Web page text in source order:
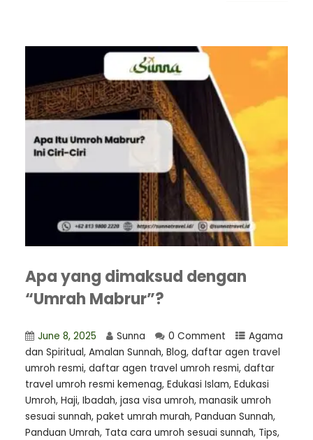
Apa yang dimaksud dengan
“Umrah Mabrur”?
June 8, 2025 Sunna 0 Comment
Agama
dan Spiritual, Amalan Sunnah, Blog, daftar agen travel
umroh resmi, ⁠daftar agen travel umroh resmi, daftar
travel umroh resmi kemenag, Edukasi Islam, Edukasi
Umroh, Haji, Ibadah, jasa visa umroh, manasik umroh
sesuai sunnah, paket umrah murah, Panduan Sunnah,
Panduan Umrah, Tata cara umroh sesuai sunnah, Tips,